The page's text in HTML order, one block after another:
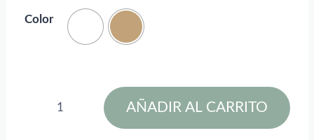
Color
AÑADIR AL CARRITO